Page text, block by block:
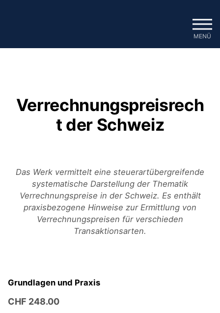
MENÜ
Verrechnungspreisrech
t der Schweiz
Das Werk vermittelt eine steuerartübergreifende
systematische Darstellung der Thematik
Verrechnungspreise in der Schweiz. Es enthält
praxisbezogene Hinweise zur Ermittlung von
Verrechnungspreisen für verschieden
Transaktionsarten.
Grundlagen und Praxis
CHF 248.00